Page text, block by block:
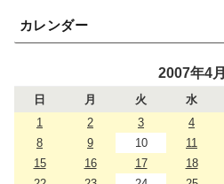
カレンダー
2007年4月
日 月 火 水
1
2 3 4
8
9 10 11
15
16 17 18